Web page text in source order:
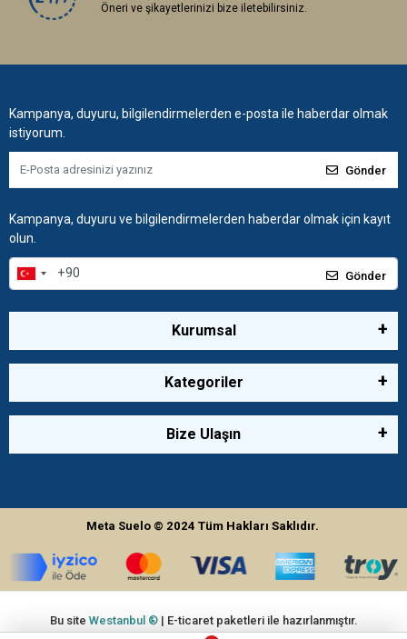
Öneri ve şikayetlerinizi bize iletebilirsiniz.
Kampanya, duyuru, bilgilendirmelerden e-posta ile haberdar olmak
istiyorum.
Gönder
Kampanya, duyuru ve bilgilendirmelerden haberdar olmak için kayıt
olun.
Gönder
Kurumsal
Kategoriler
Bize Ulaşın
Meta Suelo © 2024 Tüm Hakları Saklıdır.
Bu site Westanbul ® | E-ticaret paketleri ile hazırlanmıştır.